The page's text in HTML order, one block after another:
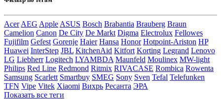
Acer AEG Apple ASUS Bosch Brabantia Brauberg Braun
Camelion Canon De City De Markt Digma Electrolux Fellowes
Fujifilm Gefest Gorenje Haier Hansa Honor Hotpoint-Ariston HP
Huawei InterStep JBL KitchenAid Kitfort Korting Legrand Lenovo
LG Liebherr Logitech LYAMBDA Maunfeld Moulinex MW-light
Philips Red Line Redmond Ritmix RIVACASE Rombica Rowenta
Samsung Scarlett Smartbuy SMEG Sony Sven Tefal Telefunken
TFN Vipe Vitek Xiaomi Вихрь Ресанта ЭРА
Показать все теги